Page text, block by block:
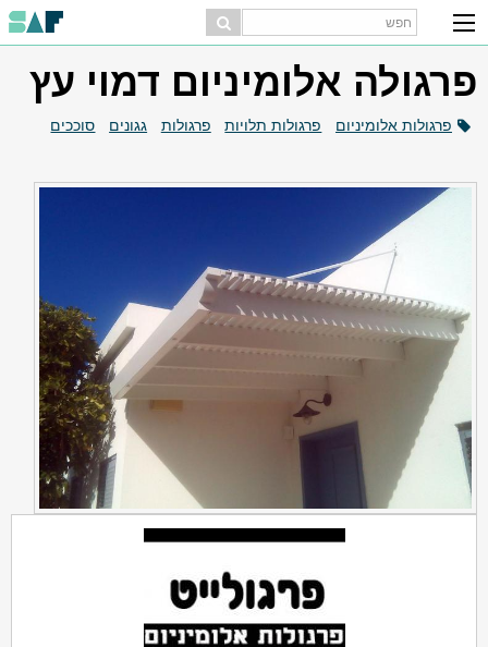
פרגולה אלומיניום דמוי עץ
פרגולות אלומיניום פרגולות תלויות פרגולות גגונים סוככים